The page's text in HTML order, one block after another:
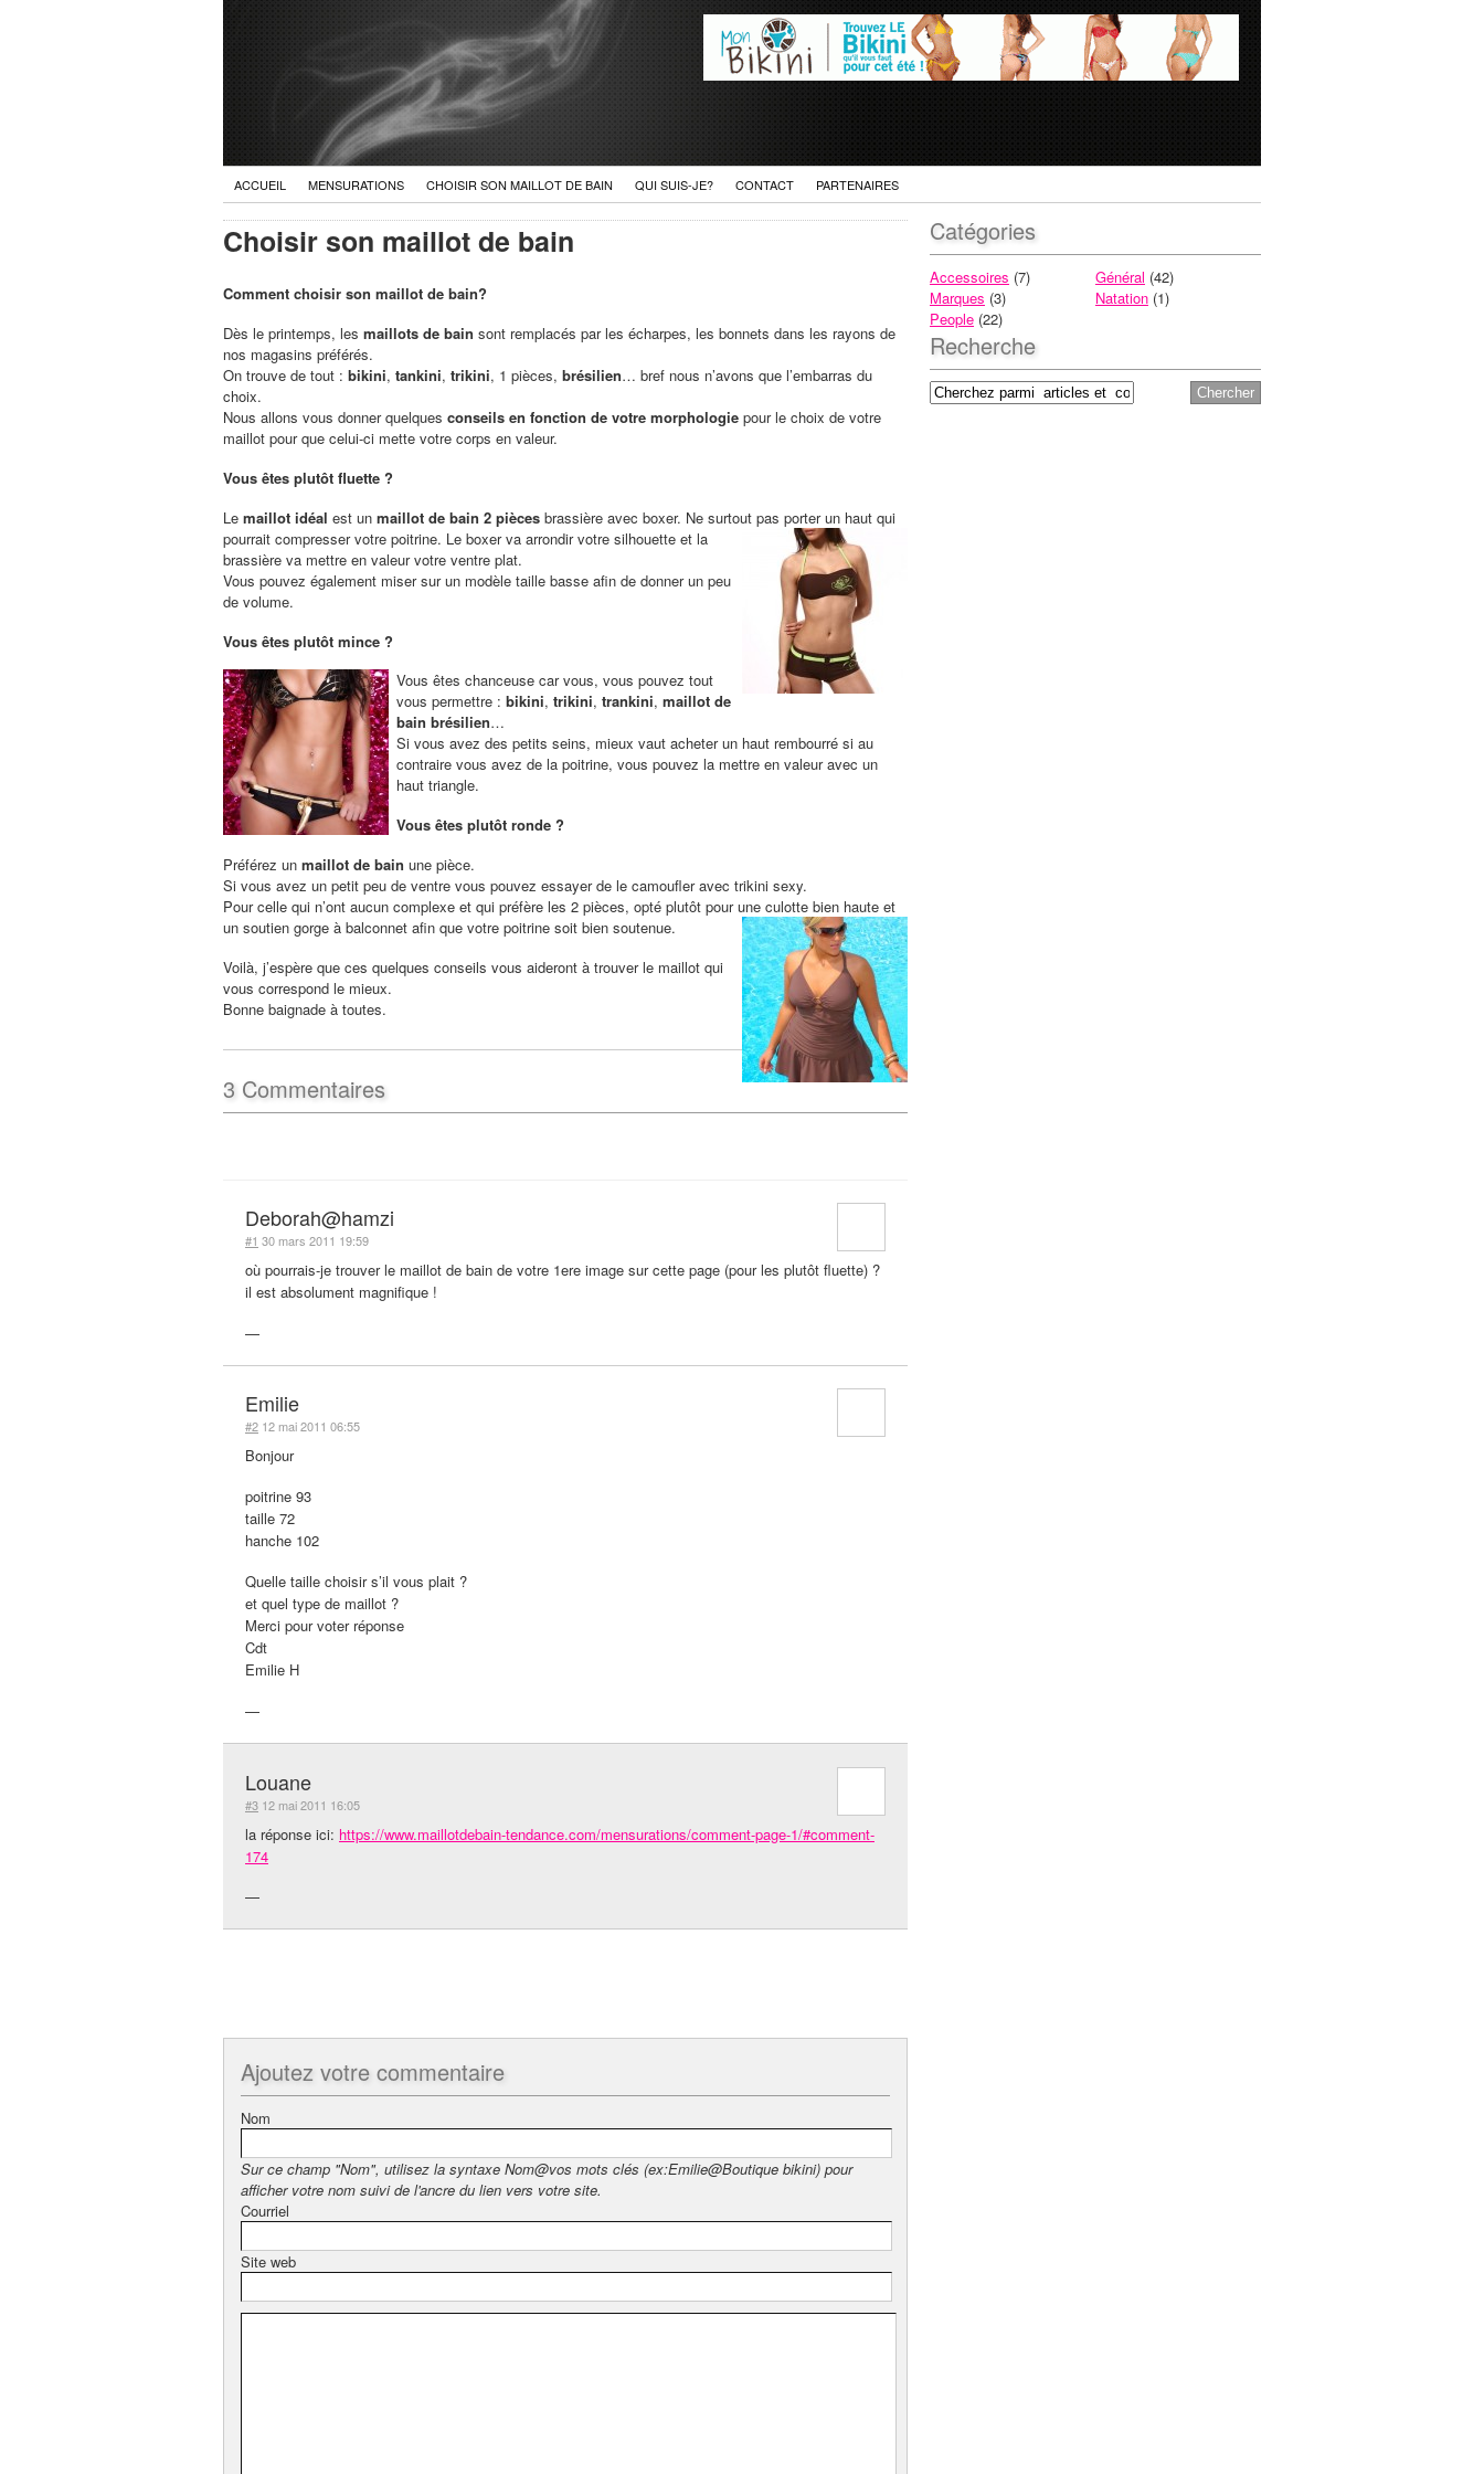
ACCUEIL MENSURATIONS CHOISIR SON MAILLOT DE BAIN QUI SUIS-JE? CONTACT PARTENAIRES
Choisir son maillot de bain
Comment choisir son maillot de bain?
Dès le printemps, les maillots de bain sont remplacés par les écharpes, les bonnets dans les rayons de
nos magasins préférés.
On trouve de tout : bikini, tankini, trikini, 1 pièces, brésilien… bref nous n’avons que l’embarras du
choix.
Nous allons vous donner quelques conseils en fonction de votre morphologie pour le choix de votre
maillot pour que celui-ci mette votre corps en valeur.
Vous êtes plutôt fluette ?
Le maillot idéal est un maillot de bain 2 pièces brassière avec boxer. Ne surtout pas porter un haut qui
pourrait compresser votre poitrine. Le boxer va arrondir votre silhouette et la
brassière va mettre en valeur votre ventre plat.
Vous pouvez également miser sur un modèle taille basse afin de donner un peu
de volume.
Vous êtes plutôt mince ?
Vous êtes chanceuse car vous, vous pouvez tout
vous permettre : bikini, trikini, trankini, maillot de
bain brésilien…
Si vous avez des petits seins, mieux vaut acheter un haut rembourré si au
contraire vous avez de la poitrine, vous pouvez la mettre en valeur avec un
haut triangle.
Vous êtes plutôt ronde ?
Préférez un maillot de bain une pièce.
Si vous avez un petit peu de ventre vous pouvez essayer de le camoufler avec trikini sexy.
Pour celle qui n’ont aucun complexe et qui préfère les 2 pièces, opté plutôt pour une culotte bien haute et
un soutien gorge à balconnet afin que votre poitrine soit bien soutenue.
Voilà, j’espère que ces quelques conseils vous aideront à trouver le maillot qui
vous correspond le mieux.
Bonne baignade à toutes.
3 Commentaires
Deborah@hamzi
#1 30 mars 2011 19:59
où pourrais-je trouver le maillot de bain de votre 1ere image sur cette page (pour les plutôt fluette) ?
il est absolument magnifique !
—
Emilie
#2 12 mai 2011 06:55
Bonjour
poitrine 93
taille 72
hanche 102
Quelle taille choisir s’il vous plait ?
et quel type de maillot ?
Merci pour voter réponse
Cdt
Emilie H
—
Louane
#3 12 mai 2011 16:05
la réponse ici: https://www.maillotdebain-tendance.com/mensurations/comment-page-1/#comment-
174
—
Ajoutez votre commentaire
Nom
Sur ce champ "Nom", utilisez la syntaxe Nom@vos mots clés (ex:Emilie@Boutique bikini) pour
afficher votre nom suivi de l'ancre du lien vers votre site.
Courriel
Site web
Catégories
Accessoires (7) Général (42)
Marques (3) Natation (1)
People (22)
Recherche